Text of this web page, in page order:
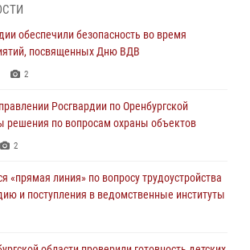
1
правопорядок на праздновании Дня
2
трагедию: спасен мужчина в тяжелой
(ВИДЕО)
1
области проверили готовность детских
к новому учебному году
обеспечили безопасность во время
посвященных Дню ВДВ
2
Росгвардии по Оренбургской
решения по вопросам охраны объектов
2
«прямая линия» по вопросу трудоустройства
и поступления в ведомственные институты